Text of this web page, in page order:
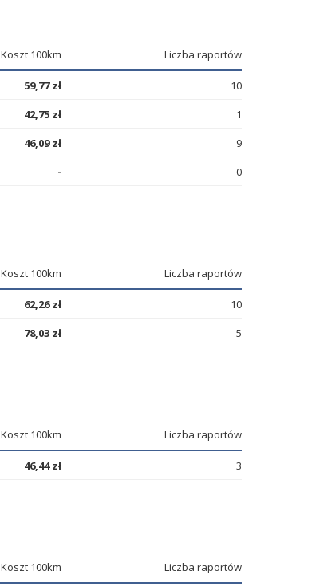
Koszt 100km Liczba raportów
59,77 zł
10
42,75 zł
1
46,09 zł
9
- 0
Koszt 100km Liczba raportów
62,26 zł
10
78,03 zł 5
Koszt 100km Liczba raportów
46,44 zł 3
Koszt 100km Liczba raportów